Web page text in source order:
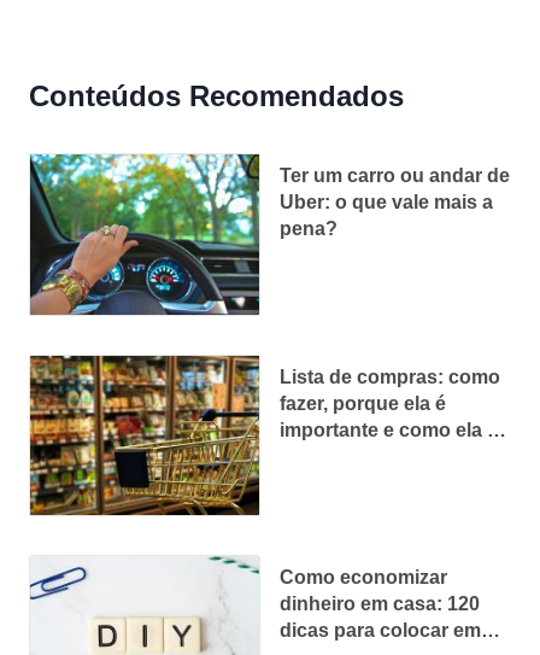
Conteúdos Recomendados
Ter um carro ou andar de
Uber: o que vale mais a
pena?
Lista de compras: como
fazer, porque ela é
importante e como ela te
Como economizar
dinheiro em casa: 120
dicas para colocar em